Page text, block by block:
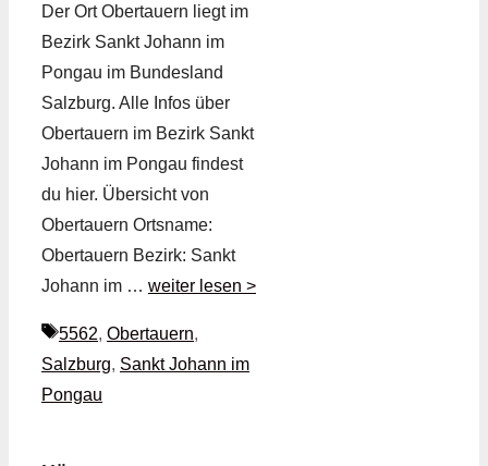
Der Ort Obertauern liegt im
Bezirk Sankt Johann im
Pongau im Bundesland
Salzburg. Alle Infos über
Obertauern im Bezirk Sankt
Johann im Pongau findest
du hier. Übersicht von
Obertauern Ortsname:
Obertauern Bezirk: Sankt
Johann im … weiter lesen >
Schlagwörter
5562, Obertauern,
Salzburg, Sankt Johann im
Pongau